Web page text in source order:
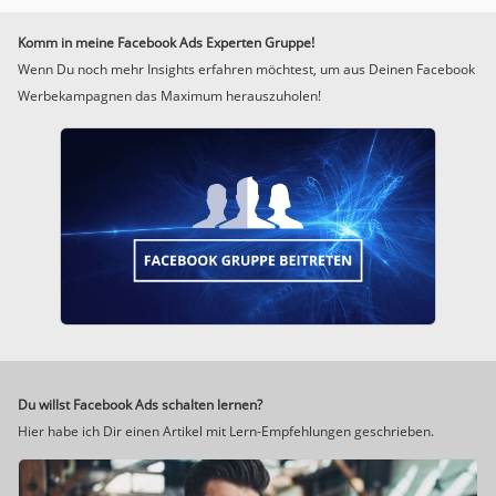
Komm in meine Facebook Ads Experten Gruppe!
Wenn Du noch mehr Insights erfahren möchtest, um aus Deinen Facebook
Werbekampagnen das Maximum herauszuholen!
Du willst Facebook Ads schalten lernen?
Hier habe ich Dir einen Artikel mit Lern-Empfehlungen geschrieben.